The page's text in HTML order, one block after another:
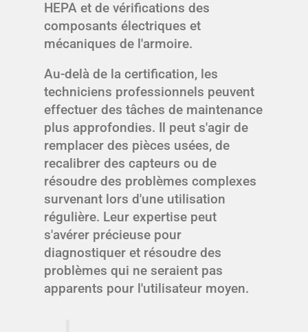
HEPA et de vérifications des
composants électriques et
mécaniques de l'armoire.
Au-delà de la certification, les
techniciens professionnels peuvent
effectuer des tâches de maintenance
plus approfondies. Il peut s'agir de
remplacer des pièces usées, de
recalibrer des capteurs ou de
résoudre des problèmes complexes
survenant lors d'une utilisation
régulière. Leur expertise peut
s'avérer précieuse pour
diagnostiquer et résoudre des
problèmes qui ne seraient pas
apparents pour l'utilisateur moyen.